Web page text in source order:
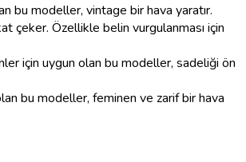
bu modeller, vintage bir hava yaratır.
çeker. Özellikle belin vurgulanması için
için uygun olan bu modeller, sadeliği ön
bu modeller, feminen ve zarif bir hava